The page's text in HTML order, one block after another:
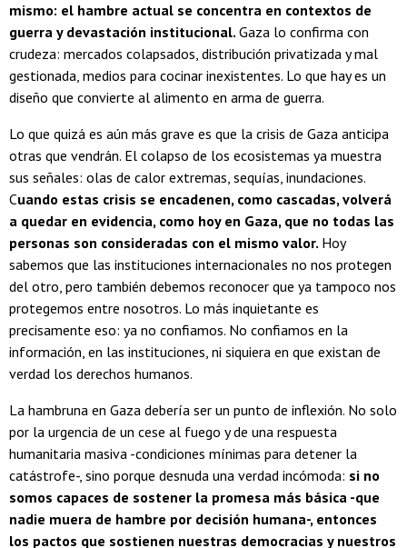
mismo: el hambre actual se concentra en contextos de
guerra y devastación institucional. Gaza lo confirma con
crudeza: mercados colapsados, distribución privatizada y mal
gestionada, medios para cocinar inexistentes. Lo que hay es un
diseño que convierte al alimento en arma de guerra.
Lo que quizá es aún más grave es que la crisis de Gaza anticipa
otras que vendrán. El colapso de los ecosistemas ya muestra
sus señales: olas de calor extremas, sequías, inundaciones.
Cuando estas crisis se encadenen, como cascadas, volverá
a quedar en evidencia, como hoy en Gaza, que no todas las
personas son consideradas con el mismo valor. Hoy
sabemos que las instituciones internacionales no nos protegen
del otro, pero también debemos reconocer que ya tampoco nos
protegemos entre nosotros. Lo más inquietante es
precisamente eso: ya no confiamos. No confiamos en la
información, en las instituciones, ni siquiera en que existan de
verdad los derechos humanos.
La hambruna en Gaza debería ser un punto de inflexión. No solo
por la urgencia de un cese al fuego y de una respuesta
humanitaria masiva -condiciones mínimas para detener la
catástrofe-, sino porque desnuda una verdad incómoda: si no
somos capaces de sostener la promesa más básica -que
nadie muera de hambre por decisión humana-, entonces
los pactos que sostienen nuestras democracias y nuestros